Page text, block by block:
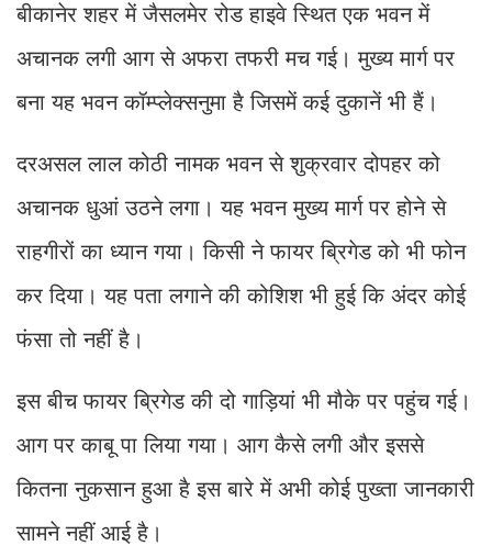
बीकानेर शहर में जैसलमेर रोड हाइवे स्थित एक भवन में
अचानक लगी आग से अफरा तफरी मच गई। मुख्य मार्ग पर
बना यह भवन कॉम्प्लेक्सनुमा है जिसमें कई दुकानें भी हैं।
दरअसल लाल कोठी नामक भवन से शुक्रवार दोपहर को
अचानक धुआं उठने लगा। यह भवन मुख्य मार्ग पर होने से
राहगीरों का ध्यान गया। किसी ने फायर ब्रिगेड को भी फोन
कर दिया। यह पता लगाने की कोशिश भी हुई कि अंदर कोई
फंसा तो नहीं है।
इस बीच फायर ब्रिगेड की दो गाड़ियां भी मौके पर पहुंच गई।
आग पर काबू पा लिया गया। आग कैसे लगी और इससे
कितना नुकसान हुआ है इस बारे में अभी कोई पुख्ता जानकारी
सामने नहीं आई है।